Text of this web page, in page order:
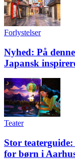
Forlystelser
Nyhed: På
Japansk
Teater
Stor
for børn i